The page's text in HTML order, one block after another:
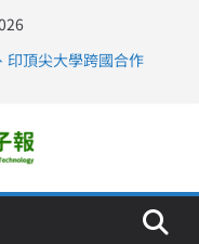
頂尖大學跨國合作
校收穫豐
盟 培育護理尖兵
大學第5名 辦學實力再